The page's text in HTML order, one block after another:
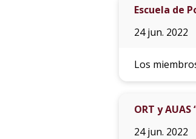
Escuela de
24 jun. 2022
Los
ORT y
24 jun. 2022